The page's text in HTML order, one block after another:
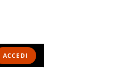
ACCEDI